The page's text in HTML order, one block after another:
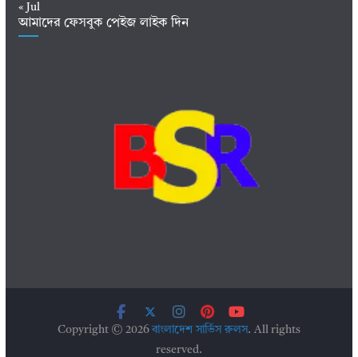
« Jul
আমাদের ফেসবুক পেইজ লাইক দিন
Copyright © 2026বাংলাদেশ সার্ভিস রুলস. All rights
reserved.